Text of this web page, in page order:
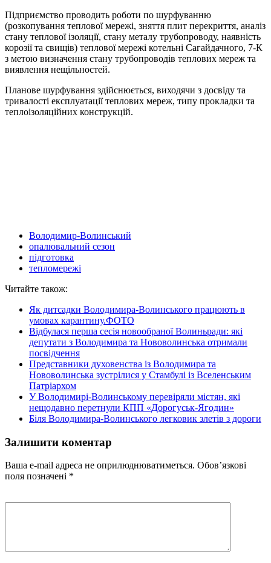
Підприємство проводить роботи по шурфуванню
(розкопування теплової мережі, зняття плит перекриття, аналіз
стану теплової ізоляції, стану металу трубопроводу, наявність
корозії та свищів) теплової мережі котельні Сагайдачного, 7-К
з метою визначення стану трубопроводів теплових мереж та
виявлення нещільностей.
Планове шурфування здійснюється, виходячи з досвіду та
тривалості експлуатації теплових мереж, типу прокладки та
теплоізоляційних конструкцій.
Володимир-Волинський
опалювальний сезон
підготовка
тепломережі
Читайте також:
Як дитсадки Володимира-Волинського працюють в
умовах карантину.ФОТО
Відбулася перша сесія новообраної Волиньради: які
депутати з Володимира та Нововолинська отримали
посвідчення
Представники духовенства із Володимира та
Нововолинська зустрілися у Стамбулі із Вселенським
Патріархом
У Володимирі-Волинському перевіряли містян, які
нещодавно перетнули КПП «Дорогуськ-Ягодин»
Біля Володимира-Волинського легковик злетів з дороги
Залишити коментар
Ваша e-mail адреса не оприлюднюватиметься. Обов’язкові
поля позначені *